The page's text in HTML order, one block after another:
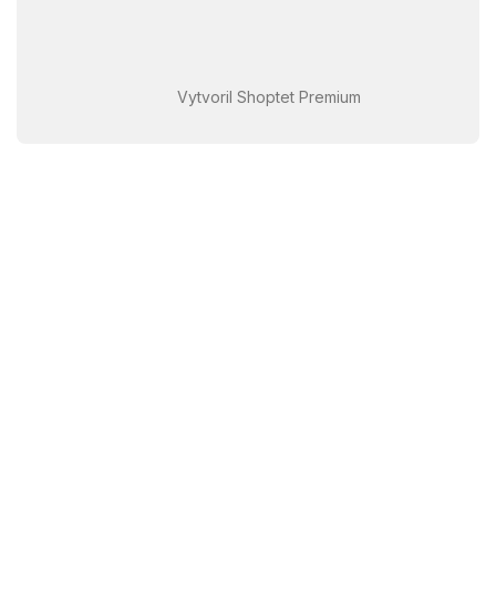
Vytvoril Shoptet Premium